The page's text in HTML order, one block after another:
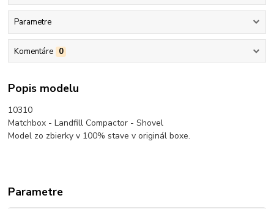
Parametre
Komentáre 0
Popis modelu
10310
Matchbox - Landfill Compactor - Shovel
Model zo zbierky v 100% stave v originál boxe.
Parametre